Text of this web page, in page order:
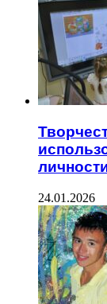
24.01.2026